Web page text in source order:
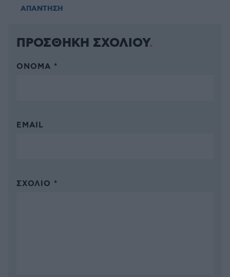
ΑΠΑΝΤΗΣΗ
ΠΡΟΣΘΗΚΗ ΣΧΟΛΙΟΥ
ΌΝΟΜΑ *
EMAIL
ΣΧΌΛΙΟ *